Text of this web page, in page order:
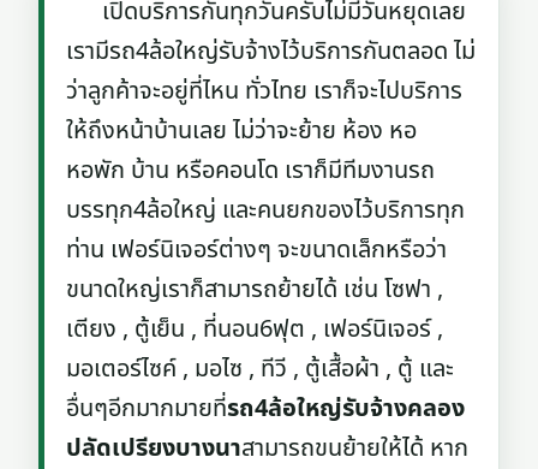
เปิดบริการกันทุกวันครับไม่มีวันหยุดเลย
เรามีรถ4ล้อใหญ่รับจ้างไว้บริการกันตลอด ไม่
ว่าลูกค้าจะอยู่ที่ไหน ทั่วไทย เราก็จะไปบริการ
ให้ถึงหน้าบ้านเลย ไม่ว่าจะย้าย ห้อง หอ
หอพัก บ้าน หรือคอนโด เราก็มีทีมงานรถ
บรรทุก4ล้อใหญ่ และคนยกของไว้บริการทุก
ท่าน เฟอร์นิเจอร์ต่างๆ จะขนาดเล็กหรือว่า
ขนาดใหญ่เราก็สามารถย้ายได้ เช่น โซฟา ,
เตียง , ตู้เย็น , ที่นอน6ฟุต , เฟอร์นิเจอร์ ,
มอเตอร์ไซค์ , มอไซ , ทีวี , ตู้เสื้อผ้า , ตู้ และ
อื่นๆอีกมากมายที่รถ4ล้อใหญ่รับจ้างคลอง
ปลัดเปรียงบางนาสามารถขนย้ายให้ได้ หาก